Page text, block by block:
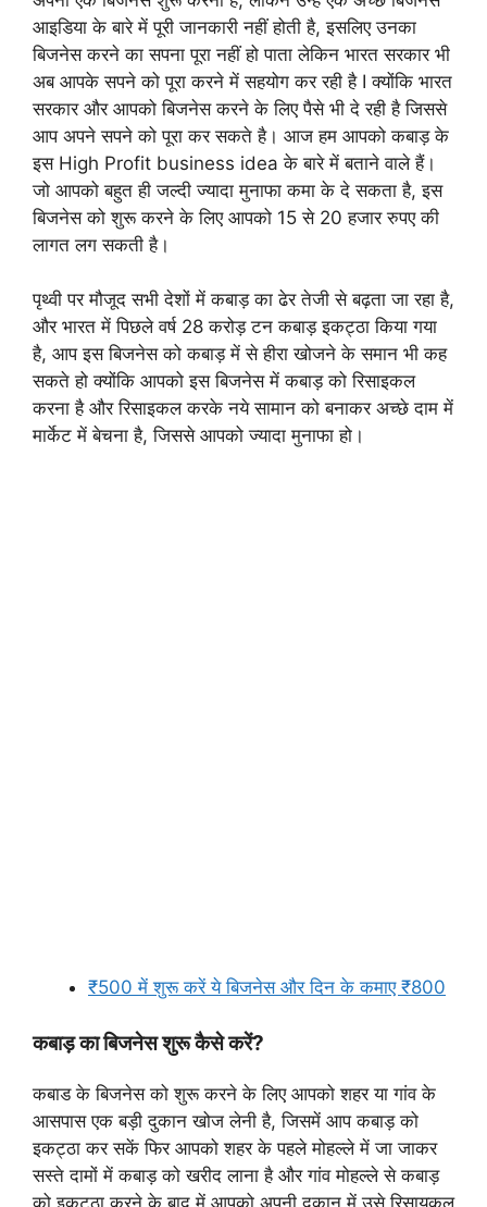
आइडिया के बारे में पूरी जानकारी नहीं होती है, इसलिए उनका
बिजनेस करने का सपना पूरा नहीं हो पाता लेकिन भारत सरकार भी
अब आपके सपने को पूरा करने में सहयोग कर रही है I क्योंकि भारत
सरकार और आपको बिजनेस करने के लिए पैसे भी दे रही है जिससे
आप अपने सपने को पूरा कर सकते है। आज हम आपको कबाड़ के
इस High Profit business idea के बारे में बताने वाले हैं।
जो आपको बहुत ही जल्दी ज्यादा मुनाफा कमा के दे सकता है, इस
बिजनेस को शुरू करने के लिए आपको 15 से 20 हजार रुपए की
लागत लग सकती है।
पृथ्वी पर मौजूद सभी देशों में कबाड़ का ढेर तेजी से बढ़ता जा रहा है,
और भारत में पिछले वर्ष 28 करोड़ टन कबाड़ इकट्ठा किया गया
है, आप इस बिजनेस को कबाड़ में से हीरा खोजने के समान भी कह
सकते हो क्योंकि आपको इस बिजनेस में कबाड़ को रिसाइकल
करना है और रिसाइकल करके नये सामान को बनाकर अच्छे दाम में
मार्केट में बेचना है, जिससे आपको ज्यादा मुनाफा हो।
₹500 में शुरू करें ये बिजनेस और दिन के कमाए ₹800
कबाड़ का बिजनेस शुरू कैसे करें?
कबाड के बिजनेस को शुरू करने के लिए आपको शहर या गांव के
आसपास एक बड़ी दुकान खोज लेनी है, जिसमें आप कबाड़ को
इकट्ठा कर सकें फिर आपको शहर के पहले मोहल्ले में जा जाकर
सस्ते दामों में कबाड़ को खरीद लाना है और गांव मोहल्ले से कबाड़